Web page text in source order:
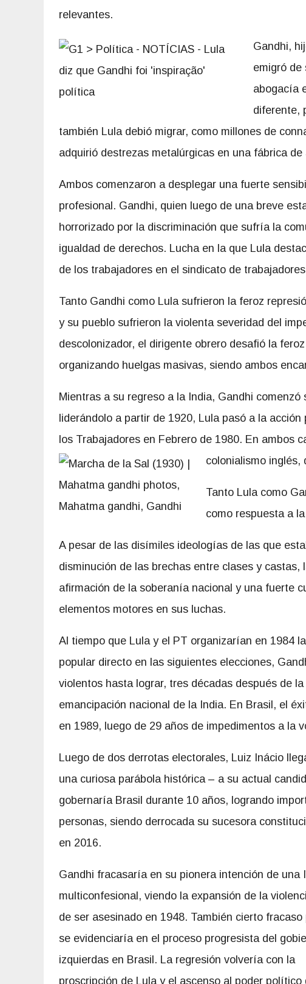
relevantes.
Gandhi,
emigró de
abogacía
diferente,
también Lula debió migrar, como millones de
adquirió destrezas metalúrgicas en una fábrica de
Ambos comenzaron a desplegar una fuerte
profesional. Gandhi, quien luego de una breve
horrorizado por la discriminación que sufría la
igualdad de derechos. Lucha en la que Lula
de los trabajadores en el sindicato de
Tanto Gandhi como Lula sufrieron la feroz
y su pueblo sufrieron la violenta severidad del
descolonizador, el dirigente obrero desafió la
organizando huelgas masivas, siendo ambos
Mientras a su regreso a la India, Gandhi
liderándolo a partir de 1920, Lula pasó a la
los Trabajadores en Febrero de 1980. En ambos
colonialismo inglés,
Tanto Lula como
como respuesta a
A pesar de las disímiles ideologías de las que
disminución de las brechas entre clases y
afirmación de la soberanía nacional y una fuerte
elementos motores en sus luchas.
Al tiempo que Lula y el PT organizarían en 1984
popular directo en las siguientes elecciones,
violentos hasta lograr, tres décadas después de
emancipación nacional de la India. En Brasil, el
en 1989, luego de 29 años de impedimentos a la
Luego de dos derrotas electorales, Luiz Inácio
una curiosa parábola histórica – a su actual
gobernaría Brasil durante 10 años, logrando
personas, siendo derrocada su sucesora
en 2016.
Gandhi fracasaría en su pionera intención de
multiconfesional, viendo la expansión de la
de ser asesinado en 1948. También cierto fracaso
se evidenciaría en el proceso progresista del
izquierdas en Brasil. La regresión volvería con la
proscripción de Lula y el ascenso al poder político